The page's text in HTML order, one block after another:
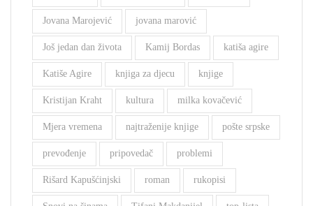
Jovana Marojević jovana marović
Još jedan dan života Kamij Bordas katiša agire
Katiše Agire knjiga za djecu knjige
Kristijan Kraht kultura milka kovačević
Mjera vremena najtraženije knjige pošte srpske
prevođenje pripovedač problemi
Rišard Kapušćinjski roman rukopisi